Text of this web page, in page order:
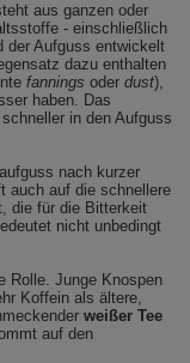
aus ganzen oder
- einschließlich
der Aufguss entwickelt
dazu enthalten
fannings oder dust),
haben. Das
schneller in den Aufguss
nach kurzer
auch auf die schnellere
die für die Bitterkeit
nicht unbedingt
Rolle. Junge Knospen
Koffein als ältere,
weißer Tee
auf den